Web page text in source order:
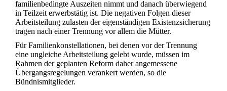
familienbedingte Auszeiten nimmt und danach überwiegend
in Teilzeit erwerbstätig ist. Die negativen Folgen dieser
Arbeitsteilung zulasten der eigenständigen Existenzsicherung
tragen nach einer Trennung vor allem die Mütter.
Für Familienkonstellationen, bei denen vor der Trennung
eine ungleiche Arbeitsteilung gelebt wurde, müssen im
Rahmen der geplanten Reform daher angemessene
Übergangsregelungen verankert werden, so die
Bündnismitglieder.